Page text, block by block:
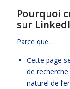
Pourquoi
sur
Parce que…
Cette page
de
naturel de